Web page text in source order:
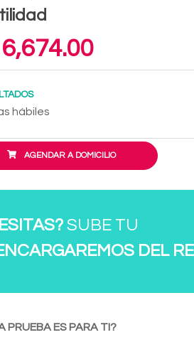
hábiles
AGENDAR A DOMICILIO
SUBE TU
DEL
PRUEBA ES PARA TI?